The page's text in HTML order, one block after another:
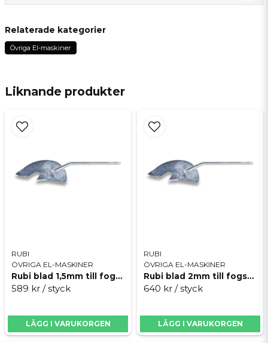
Liknande produkter
RUBI
ÖVRIGA EL-MASKINER
Rubi blad 1,5mm till fogskrapa proffs
589 kr / styck
LÄGG I VARUKORGEN
RUBI
ÖVRIGA EL-MASKINER
Rubi blad 2mm till fogskrapa proffs
640 kr / styck
LÄGG I VARUKORGEN
Fråga oss något om denna produkten...
Namn
email
Mejladress
Relaterade kategorier
Övriga El-maskiner